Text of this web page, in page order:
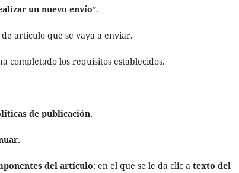
un nuevo envío”.
articulo que se vaya a enviar.
completado los requisitos establecidos.
de publicación.
del artículo: en el que se le da clic a texto del